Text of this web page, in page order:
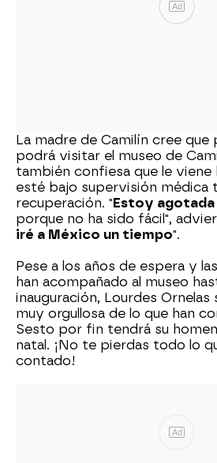
Ad
La madre de Camilín cree que
podrá visitar el museo de
también confiesa que le viene
esté bajo supervisión médica
recuperación. "Estoy
porque no ha sido fácil",
iré a México un tiempo".
Pese a los años de espera y
han acompañado al museo
inauguración, Lourdes
muy orgullosa de lo que han
Sesto por fin tendrá su
natal. ¡No te pierdas todo lo
contado!
Ad